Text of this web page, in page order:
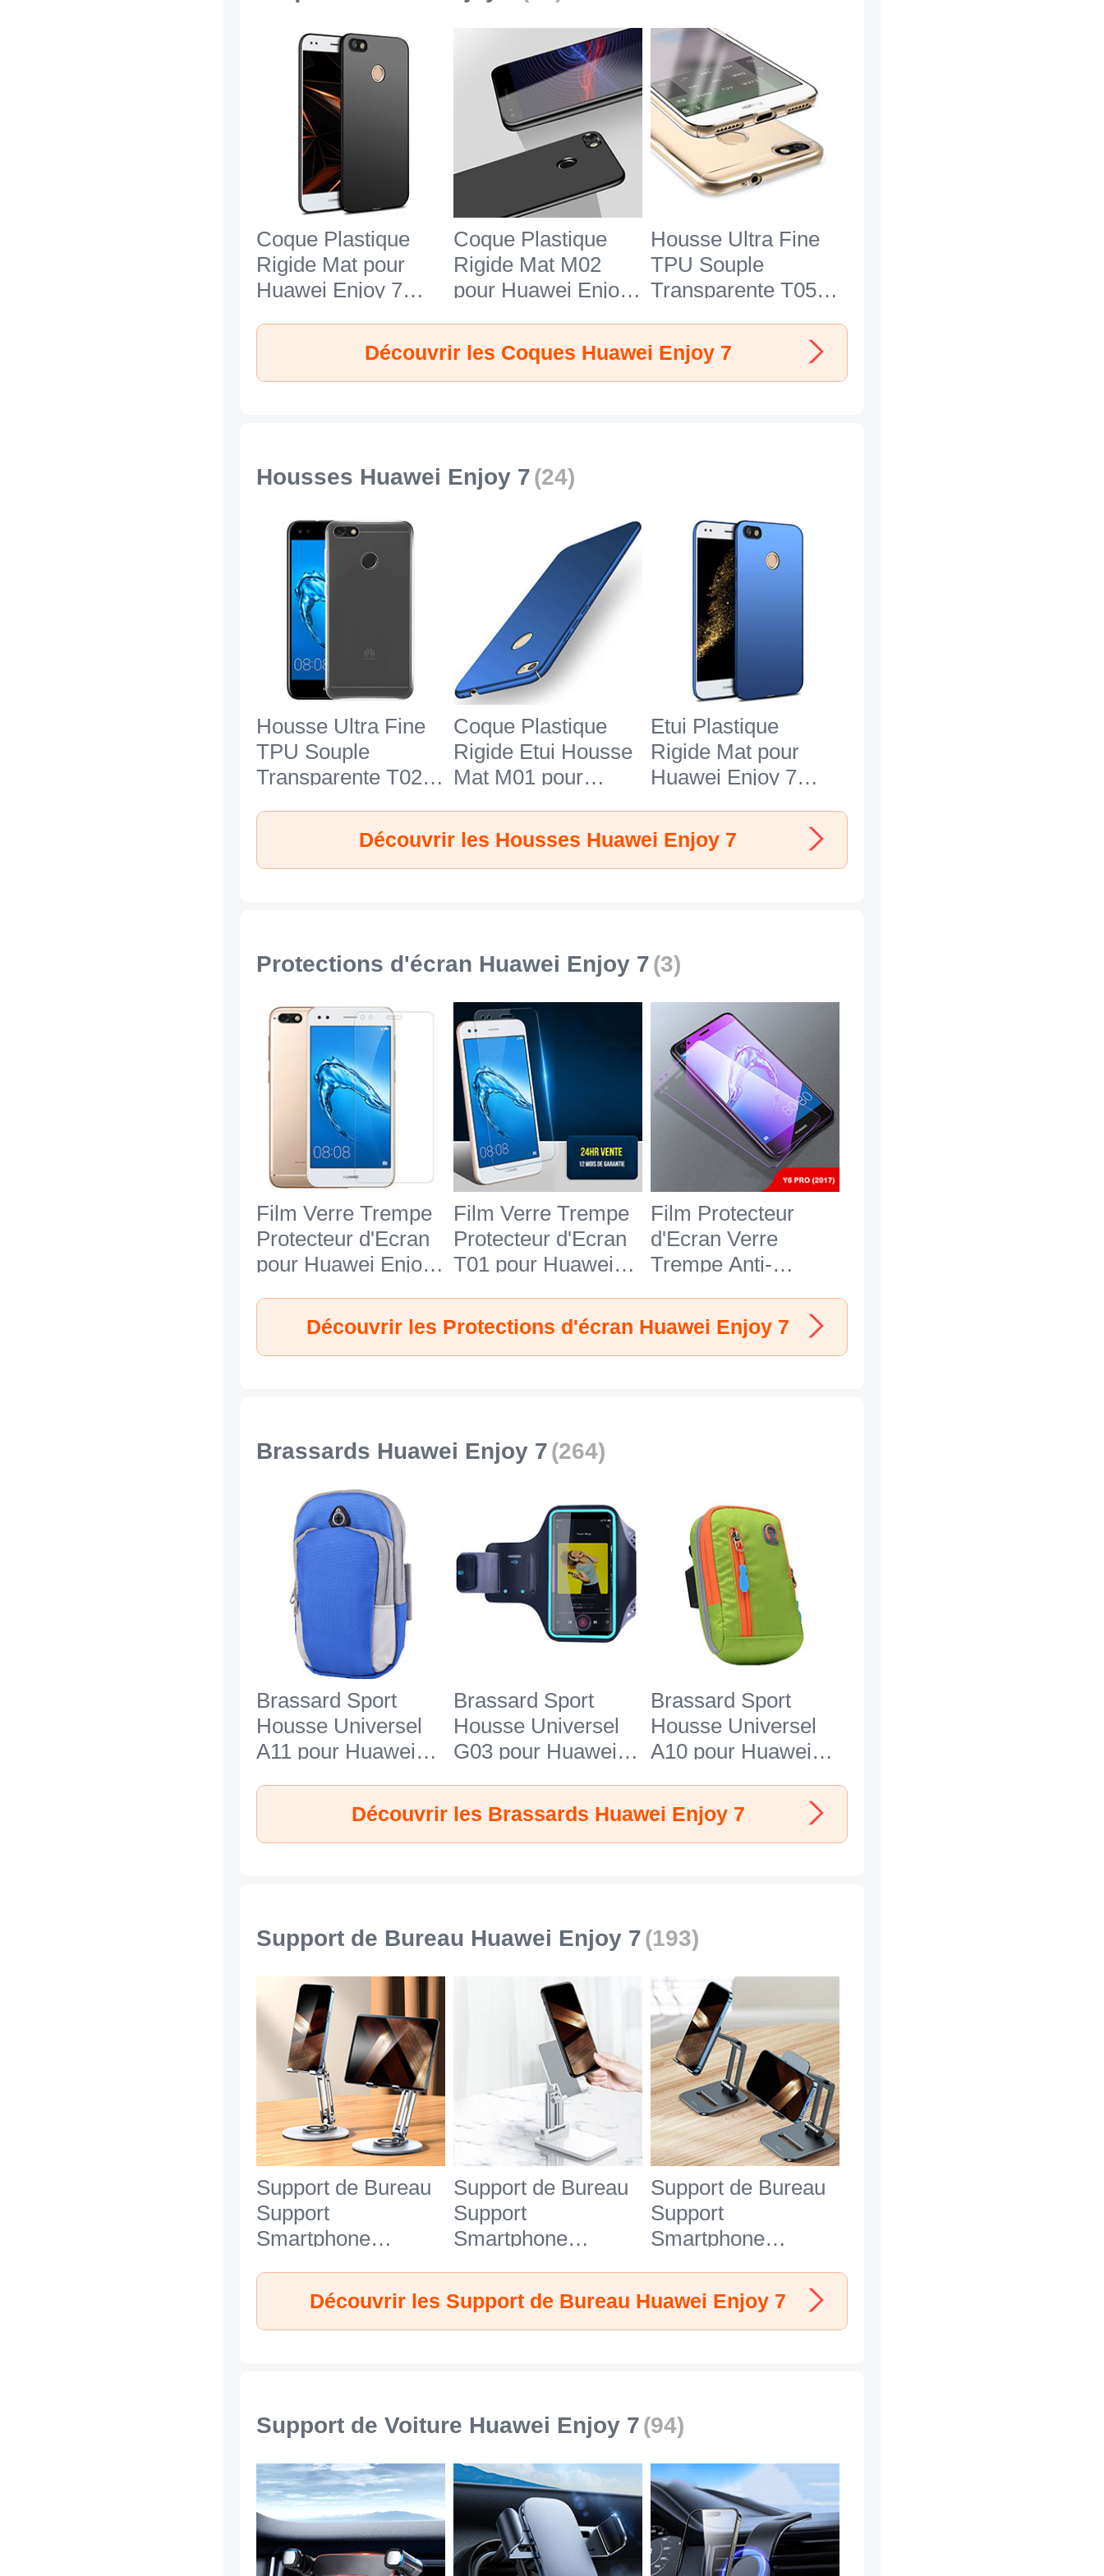
Coque Plastique
Rigide Mat pour
Huawei Enjoy 7
Coque Plastique
Rigide Mat M02
pour Huawei Enjoy
Housse Ultra Fine
TPU Souple
Transparente T05
7 Clair
Découvrir les Coques Huawei Enjoy 7
Housses Huawei Enjoy 7(24)
Housse Ultra Fine
TPU Souple
Transparente T02
Coque Plastique
Rigide Etui Housse
Mat M01 pour
Bleu
Etui Plastique
Rigide Mat pour
Huawei Enjoy 7
Découvrir les Housses Huawei Enjoy 7
Protections d'écran Huawei Enjoy 7(3)
Film Verre Trempe
Protecteur d'Ecran
pour Huawei Enjoy
Film Verre Trempe
Protecteur d'Ecran
T01 pour Huawei
Film Protecteur
d'Ecran Verre
Trempe Anti-
pour Huawei Enjoy
7 Clair
Découvrir les Protections d'écran Huawei Enjoy 7
Brassards Huawei Enjoy 7(264)
Brassard Sport
Housse Universel
A11 pour Huawei
Brassard Sport
Housse Universel
G03 pour Huawei
Brassard Sport
Housse Universel
A10 pour Huawei
Découvrir les Brassards Huawei Enjoy 7
Support de Bureau Huawei Enjoy 7(193)
Support de Bureau
Support
Smartphone
Huawei Enjoy 7
Argent
Support de Bureau
Support
Smartphone
Huawei Enjoy 7
Blanc
Support de Bureau
Support
Smartphone
Huawei Enjoy 7
Noir
Découvrir les Support de Bureau Huawei Enjoy 7
Support de Voiture Huawei Enjoy 7(94)